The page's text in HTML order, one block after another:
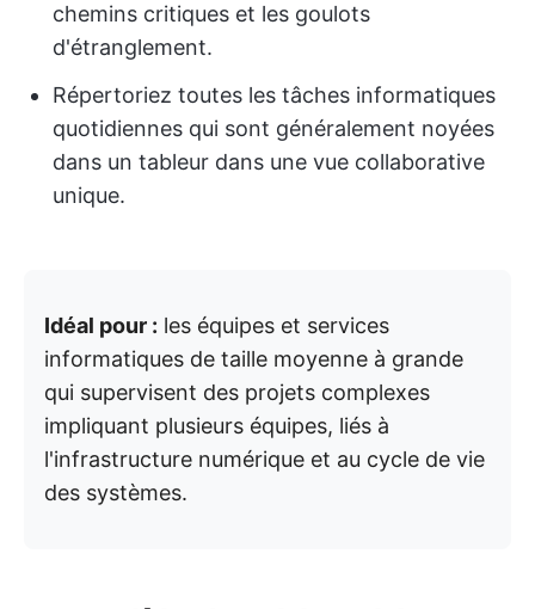
chemins critiques et les goulots
d'étranglement.
Répertoriez toutes les tâches informatiques
quotidiennes qui sont généralement noyées
dans un tableur dans une vue collaborative
unique.
Idéal pour : les équipes et services
informatiques de taille moyenne à grande
qui supervisent des projets complexes
impliquant plusieurs équipes, liés à
l'infrastructure numérique et au cycle de vie
des systèmes.